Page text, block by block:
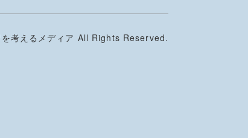
を考えるメディア All Rights Reserved.